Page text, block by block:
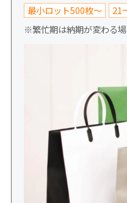
最小ロット500枚～ 21
※繁忙期は納期が変わる